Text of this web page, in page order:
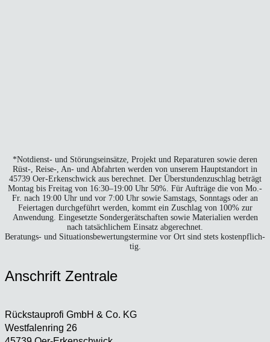
*Not­dienst- und Stö­rungs­ein­sät­ze, Pro­jekt und Repa­ra­tu­ren sowie deren
Rüst‑, Reise‑, An- und Abfahr­ten wer­den von unse­rem Haupt­stand­ort in
45739 Oer-Erken­sch­wick aus berech­net. Der Über­stun­den­zu­schlag beträgt
Mon­tag bis Frei­tag von 16:30–19:00 Uhr 50%. Für Auf­trä­ge die von Mo.-
Fr. nach 19:00 Uhr und vor 7:00 Uhr sowie Sams­tags, Sonn­tags oder an
Fei­er­ta­gen durch­ge­führt wer­den, kommt ein Zuschlag von 100% zur
Anwen­dung. Ein­ge­setz­te Son­der­ge­rät­schaf­ten sowie Mate­ria­li­en wer­den
nach tat­säch­li­chem Ein­satz abge­rech­net.
Bera­tungs- und Situa­ti­ons­be­wer­tungs­ter­mi­ne vor Ort sind stets kos­ten­pflich­
tig.
Anschrift Zen­tra­le
Rück­stau­pro­fi GmbH & Co. KG
West­fa­len­ring 26